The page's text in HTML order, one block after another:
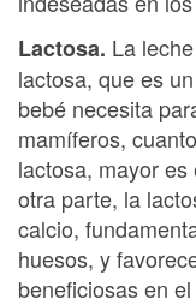
Lactosa. La
lactosa, que es
bebé necesita
mamíferos,
lactosa, mayor
otra parte, la
calcio,
huesos, y
beneficiosas en